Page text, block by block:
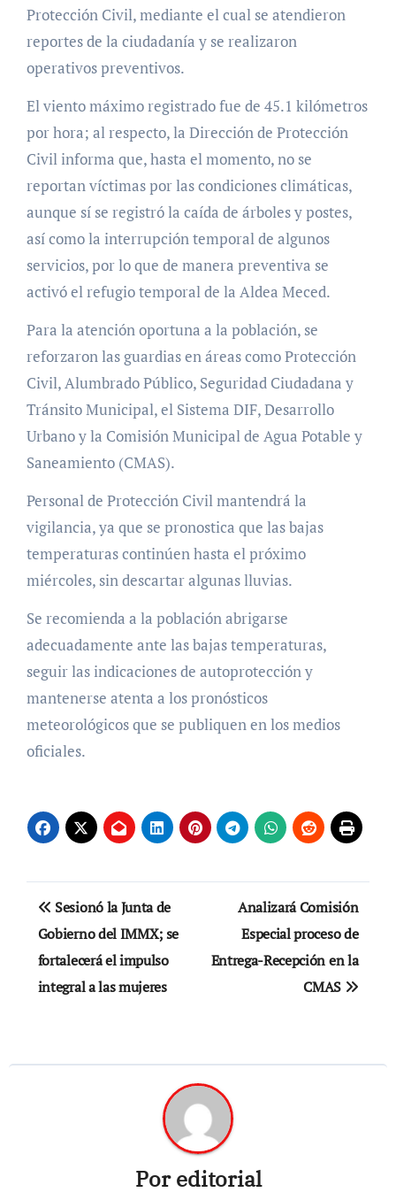
Protección Civil, mediante el cual se atendieron
reportes de la ciudadanía y se realizaron
operativos preventivos.
El viento máximo registrado fue de 45.1 kilómetros
por hora; al respecto, la Dirección de Protección
Civil informa que, hasta el momento, no se
reportan víctimas por las condiciones climáticas,
aunque sí se registró la caída de árboles y postes,
así como la interrupción temporal de algunos
servicios, por lo que de manera preventiva se
activó el refugio temporal de la Aldea Meced.
Para la atención oportuna a la población, se
reforzaron las guardias en áreas como Protección
Civil, Alumbrado Público, Seguridad Ciudadana y
Tránsito Municipal, el Sistema DIF, Desarrollo
Urbano y la Comisión Municipal de Agua Potable y
Saneamiento (CMAS).
Personal de Protección Civil mantendrá la
vigilancia, ya que se pronostica que las bajas
temperaturas continúen hasta el próximo
miércoles, sin descartar algunas lluvias.
Se recomienda a la población abrigarse
adecuadamente ante las bajas temperaturas,
seguir las indicaciones de autoprotección y
mantenerse atenta a los pronósticos
meteorológicos que se publiquen en los medios
oficiales.
Navegación
de
entradas
Sesionó la Junta de
Gobierno del IMMX; se
fortalecerá el impulso
integral a las mujeres
Analizará Comisión
Especial proceso de
Entrega-Recepción en la
CMAS
Poreditorial